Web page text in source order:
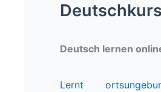
Deutsch lernen
Lernt